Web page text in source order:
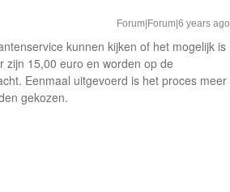
Forum|Forum|6 years ago
kunnen kijken of het mogelijk is
zijn 15,00 euro en worden op de
Eenmaal uitgevoerd is het proces meer
gekozen.